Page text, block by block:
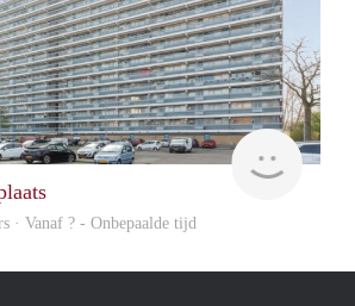
Woning
· Vanaf ? - Onbepaalde tijd